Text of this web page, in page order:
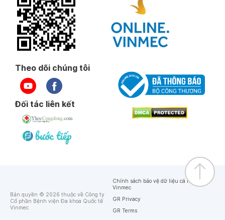
Theo dõi chúng tôi
Đối tác liên kết
Bản quyền © 2026 thuộc về Công ty
Cổ phần Bệnh viện Đa khoa Quốc tế
Vinmec
Chính sách bảo vệ dữ liệu cá nhân của
Vinmec
GR Privacy
GR Terms